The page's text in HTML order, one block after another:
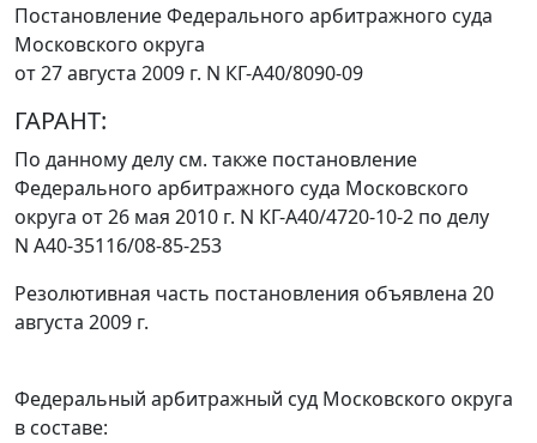
Постановление Федерального арбитражного суда
Московского округа
от 27 августа 2009 г. N КГ-А40/8090-09
ГАРАНТ:
По данному делу см. также постановление
Федерального арбитражного суда Московского
округа от 26 мая 2010 г. N КГ-А40/4720-10-2 по делу
N А40-35116/08-85-253
Резолютивная часть постановления объявлена 20
августа 2009 г.
Федеральный арбитражный суд Московского округа
в составе: